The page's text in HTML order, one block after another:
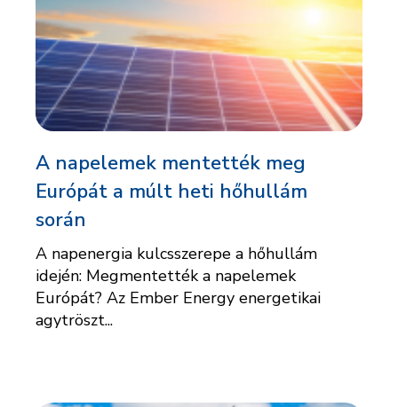
A napelemek mentették meg
Európát a múlt heti hőhullám
során
A napenergia kulcsszerepe a hőhullám
idején: Megmentették a napelemek
Európát? Az Ember Energy energetikai
agytröszt...